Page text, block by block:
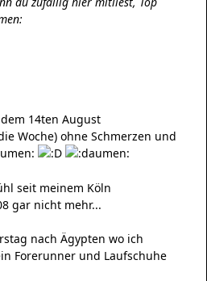
14ten August
Woche) ohne Schmerzen und
seit meinem Köln
gar nicht mehr...
nach Ägypten wo ich
Forerunner und Laufschuhe